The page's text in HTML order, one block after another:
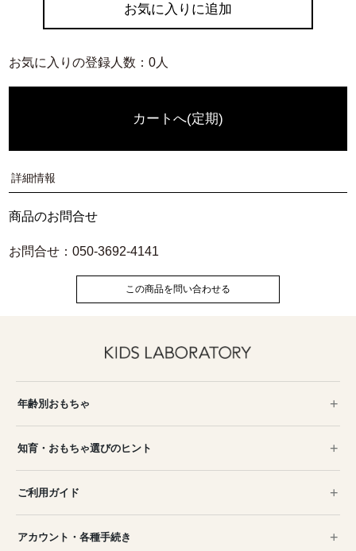
お気に入りに追加
お気に入りの登録人数：0人
カートへ(定期)
詳細情報
商品のお問合せ
お問合せ：050-3692-4141
この商品を問い合わせる
年齢別おもちゃ
知育・おもちゃ選びのヒント
ご利用ガイド
アカウント・各種手続き